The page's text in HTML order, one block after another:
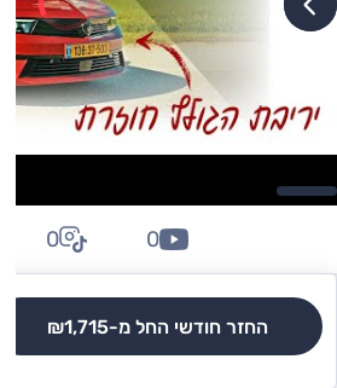
החזר חודשי החל מ-₪1,715
0
0